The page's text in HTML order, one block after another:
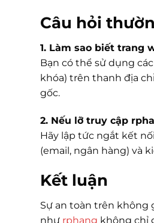
Câu hỏi
1. Làm sao biết trang
Bạn có thể sử dụng
khóa) trên thanh địa
gốc.
2. Nếu lỡ truy cập
Hãy lập tức ngắt kết
(email, ngân hàng) và
Kết luận
Sự an toàn trên không
như rphang không chỉ